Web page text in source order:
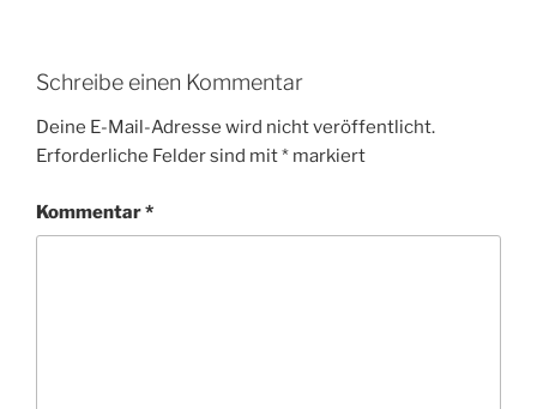
Schreibe einen Kommentar
Deine E-Mail-Adresse wird nicht veröffentlicht.
Erforderliche Felder sind mit* markiert
Kommentar*